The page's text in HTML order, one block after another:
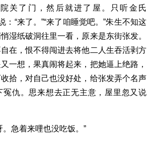
关了门，然后就进了屋。只听金氏
：“来了。”“来了咱睡觉吧。”朱生不知这
湿纸破洞往里一看，原来是东街张发。
在，恨不得闯进去将他二人生吞活剥方
一想，果真闹将起来，把她逼上绝路，
拾，对自己也没好处，给张发弄个名声
冤仇。思来想去正无主意，屋里忽又说
。急着来哩也没吃饭。”